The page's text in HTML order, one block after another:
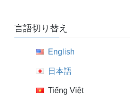
言語切り替え
English
日本語
Tiếng Việt